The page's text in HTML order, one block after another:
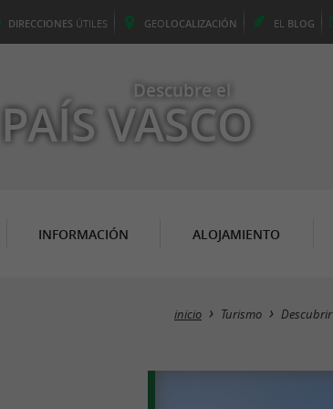
DIRECCIONES ÚTILES GEOLOCALIZACIÓN EL BLOG
Descubre el
PAÍS VASCO
INFORMACIÓN ALOJAMIENTO
inicio Turismo Descubrir